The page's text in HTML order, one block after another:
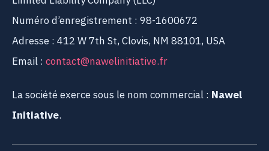
Numéro d’enregistrement : 98-1600672
Adresse : 412 W 7th St, Clovis, NM 88101, USA
Email : contact@nawelinitiative.fr
La société exerce sous le nom commercial : Nawel
Initiative.